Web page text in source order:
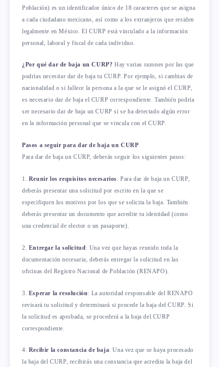
Población) es un identificador único de 18 caracteres que se asigna
a cada ciudadano mexicano, así como a los extranjeros que residen
legalmente en México. El CURP está vinculado a la información
personal, laboral y fiscal de cada individuo.
¿Por qué dar de baja un CURP? Hay varias razones por las que
podrías necesitar dar de baja tu CURP. Por ejemplo, si cambias de
nacionalidad o si fallece la persona a la que se le asignó el CURP,
es necesario dar de baja el CURP correspondiente. También podría
ser necesario dar de baja un CURP si se ha detectado algún error
en la información personal que se vincula con el CURP.
Pasos a seguir para dar de baja un CURP
Para dar de baja un CURP, deberás seguir los siguientes pasos:
1. Reunir los requisitos necesarios: Para dar de baja un CURP,
deberás presentar una solicitud por escrito en la que se
especifiquen los motivos por los que se solicita la baja. También
deberás presentar un documento que acredite tu identidad (como
una credencial de elector o un pasaporte).
2. Entregar la solicitud: Una vez que hayas reunido toda la
documentación necesaria, deberás entregar la solicitud en las
oficinas del Registro Nacional de Población (RENAPO).
3. Esperar la resolución: La autoridad responsable del RENAPO
revisará tu solicitud y determinará si procede la baja del CURP. Si
la solicitud es aprobada, se procederá a la baja del CURP
correspondiente.
4. Recibir la constancia de baja: Una vez que se haya procesado
la baja del CURP, recibirás una constancia que acredita la baja del